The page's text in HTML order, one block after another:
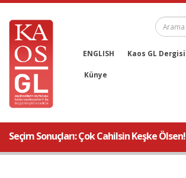
ENGLISH Kaos GL Dergisi
Künye
Seçim Sonuçları: Çok Cahilsin Keşke Ölsen!